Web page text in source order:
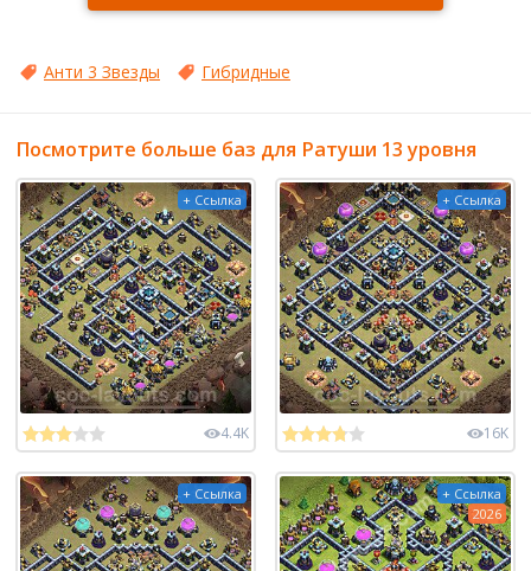
Анти 3 Звезды Гибридные
Посмотрите больше баз для Ратуши 13 уровня
+ Ссылка
4.4K
+ Ссылка
16K
+ Ссылка
+ Ссылка
2026